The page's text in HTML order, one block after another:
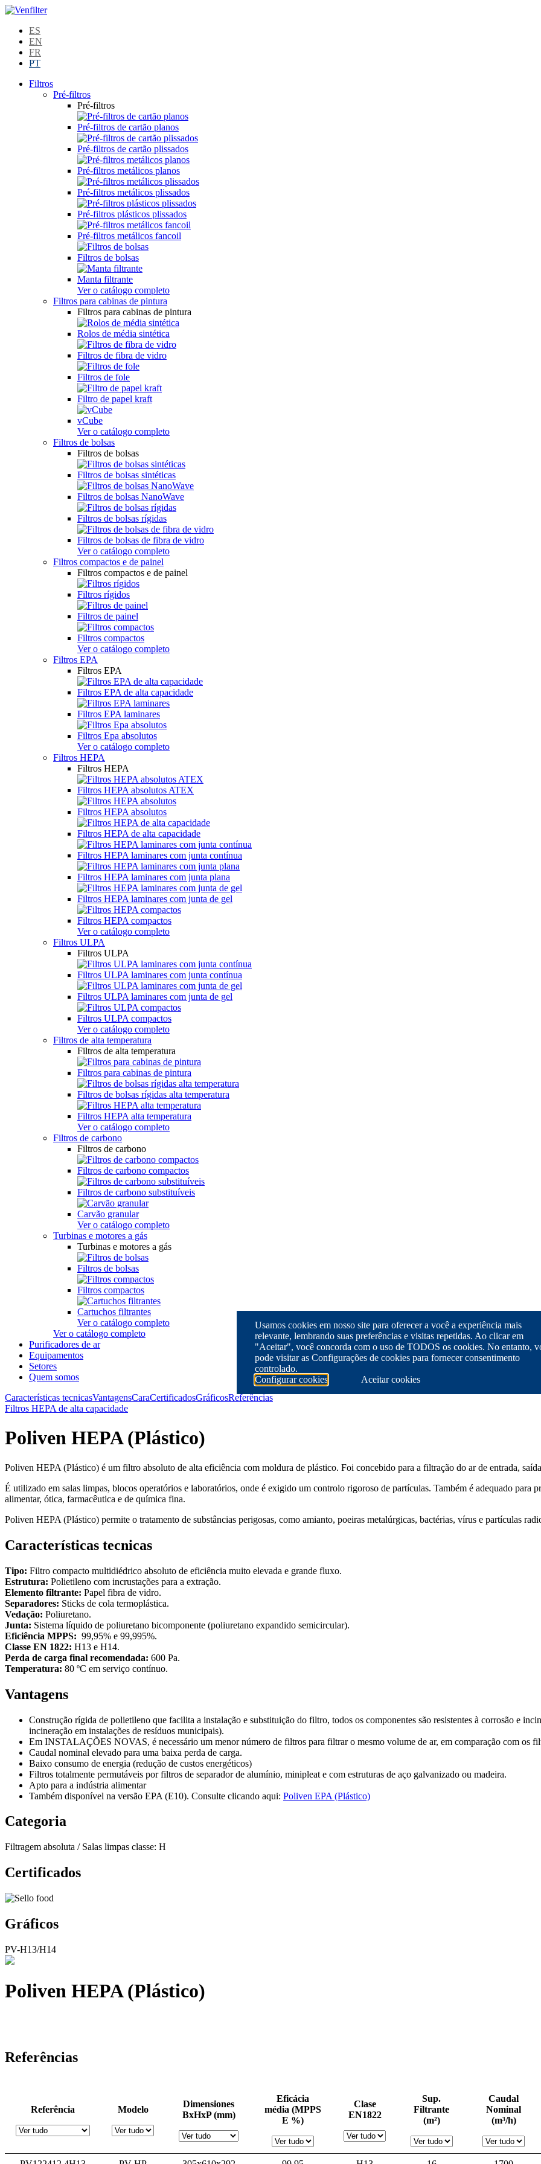
ES
EN
FR
PT
Filtros
Pré-filtros
Pré-filtros
Pré-filtros de cartão planos
Pré-filtros de cartão plissados
Pré-filtros metálicos planos
Pré-filtros metálicos plissados
Pré-filtros plásticos plissados
Pré-filtros metálicos fancoil
Filtros de bolsas
Manta filtrante
Ver o catálogo completo
Filtros para cabinas de pintura
Filtros para cabinas de pintura
Rolos de média sintética
Filtros de fibra de vidro
Filtros de fole
Filtro de papel kraft
vCube
Ver o catálogo completo
Filtros de bolsas
Filtros de bolsas
Filtros de bolsas sintéticas
Filtros de bolsas NanoWave
Filtros de bolsas rígidas
Filtros de bolsas de fibra de vidro
Ver o catálogo completo
Filtros compactos e de painel
Filtros compactos e de painel
Filtros rígidos
Filtros de painel
Filtros compactos
Ver o catálogo completo
Filtros EPA
Filtros EPA
Filtros EPA de alta capacidade
Filtros EPA laminares
Filtros Epa absolutos
Ver o catálogo completo
Filtros HEPA
Filtros HEPA
Filtros HEPA absolutos ATEX
Filtros HEPA absolutos
Filtros HEPA de alta capacidade
Filtros HEPA laminares com junta contínua
Filtros HEPA laminares com junta plana
Filtros HEPA laminares com junta de gel
Filtros HEPA compactos
Ver o catálogo completo
Filtros ULPA
Filtros ULPA
Filtros ULPA laminares com junta contínua
Filtros ULPA laminares com junta de gel
Filtros ULPA compactos
Ver o catálogo completo
Filtros de alta temperatura
Filtros de alta temperatura
Filtros para cabinas de pintura
Filtros de bolsas rígidas alta temperatura
Filtros HEPA alta temperatura
Ver o catálogo completo
Filtros de carbono
Filtros de carbono
Filtros de carbono compactos
Filtros de carbono substituíveis
Carvão granular
Ver o catálogo completo
Turbinas e motores a gás
Turbinas e motores a gás
Filtros de bolsas
Filtros compactos
Cartuchos filtrantes
Ver o catálogo completo
Ver o catálogo completo
Purificadores de ar
Equipamentos
Setores
Quem somos
Características tecnicasVantagensCaraCertificadosGráficosReferências
Filtros HEPA de alta capacidade
Poliven HEPA (Plástico)
Poliven HEPA (Plástico) é um filtro absoluto de alta eficiência com moldura de plástico. Foi concebido para a filtração do ar de entrada,
É utilizado em salas limpas, blocos operatórios e laboratórios, onde é exigido um controlo rigoroso de partículas. Também é adequado para
alimentar, ótica, farmacêutica e de química fina.
Poliven HEPA (Plástico) permite o tratamento de substâncias perigosas, como amianto, poeiras metalúrgicas, bactérias, vírus e partículas
Características tecnicas
Tipo: Filtro compacto multidiédrico absoluto de eficiência muito elevada e grande fluxo.
Estrutura: Polietileno com incrustações para a extração.
Elemento filtrante: Papel fibra de vidro.
Separadores: Sticks de cola termoplástica.
Vedação: Poliuretano.
Junta: Sistema líquido de poliuretano bicomponente (poliuretano expandido semicircular).
Eficiência MPPS: 99,95% e 99,995%.
Classe EN 1822: H13 e H14.
Perda de carga final recomendada: 600 Pa.
Temperatura: 80 ºC em serviço contínuo.
Vantagens
Construção rígida de polietileno que facilita a instalação e substituição do filtro, todos os componentes são resistentes à corrosão e
incineração em instalações de resíduos municipais).
Em INSTALAÇÕES NOVAS, é necessário um menor número de filtros para filtrar o mesmo volume de ar, em comparação com os
Caudal nominal elevado para uma baixa perda de carga.
Baixo consumo de energia (redução de custos energéticos)
Filtros totalmente permutáveis por filtros de separador de alumínio, minipleat e com estruturas de aço galvanizado ou madeira.
Apto para a indústria alimentar
Também disponível na versão EPA (E10). Consulte clicando aqui: Poliven EPA (Plástico)
Categoria
Filtragem absoluta / Salas limpas classe: H
Certificados
Gráficos
PV-H13/H14
Poliven HEPA (Plástico)
Referências
Referência Modelo
Dimensiones
BxHxP (mm)
Eficácia
média (MPPS
E %)
Clase
EN1822
Sup.
Filtrante
(m²)
Caudal
Nominal
(m³/h)
Usamos cookies em nosso site para oferecer a você a experiência mais
relevante, lembrando suas preferências e visitas repetidas. Ao clicar em
"Aceitar", você concorda com o uso de TODOS os cookies. No entanto,
pode visitar as Configurações de cookies para fornecer consentimento
controlado.
Configurar cookies
Aceitar cookies